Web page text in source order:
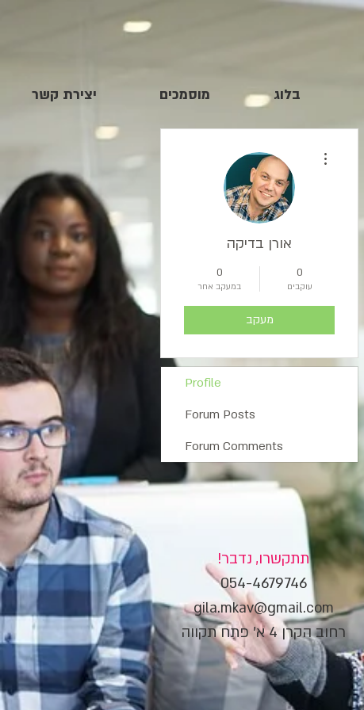
בלוג מוסמכים יצירת קשר
אורן בדיקה
0
עוקבים
0
במעקב אחר
מעקב
Profile
Forum Posts
Forum Comments
תתקשרו, נדבר!
054-4679746
gila.mkav@gmail.com
רחוב הקרן 4 א' פתח תקווה​